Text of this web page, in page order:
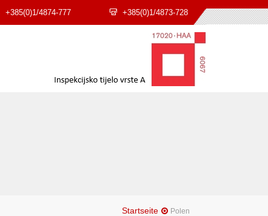
+385(0)1/4874-777 +385(0)1/4873-728
Startseite Polen